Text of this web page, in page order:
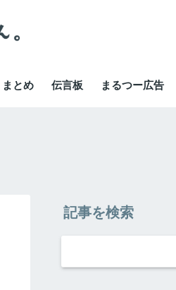
まとめ 伝言板 まるつー広告
記事を検索